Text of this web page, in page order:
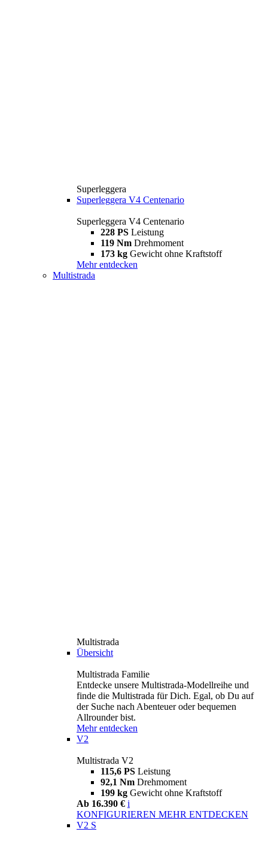
Superleggera
Superleggera V4 Centenario
Superleggera V4 Centenario
228 PS Leistung
119 Nm Drehmoment
173 kg Gewicht ohne Kraftstoff
Mehr entdecken
Multistrada
Multistrada
Übersicht
Multistrada Familie
Entdecke unsere Multistrada-Modellreihe und
finde die Multistrada für Dich. Egal, ob Du auf
der Suche nach Abenteuer oder bequemen
Allrounder bist.
Mehr entdecken
V2
Multistrada V2
115,6 PS Leistung
92,1 Nm Drehmoment
199 kg Gewicht ohne Kraftstoff
Ab 16.390 € i
KONFIGURIEREN MEHR ENTDECKEN
V2 S